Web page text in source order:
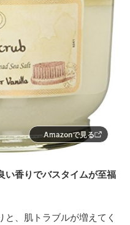
Amazonで見る
い香りでバスタイムが至福
、肌トラブルが増えてく